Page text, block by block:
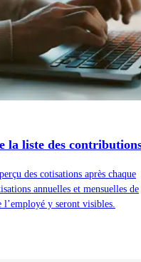
la liste des
des cotisations après chaque
annuelles et mensuelles de
l’employé y seront visibles.